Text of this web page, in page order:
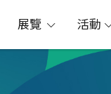
展覽 活動